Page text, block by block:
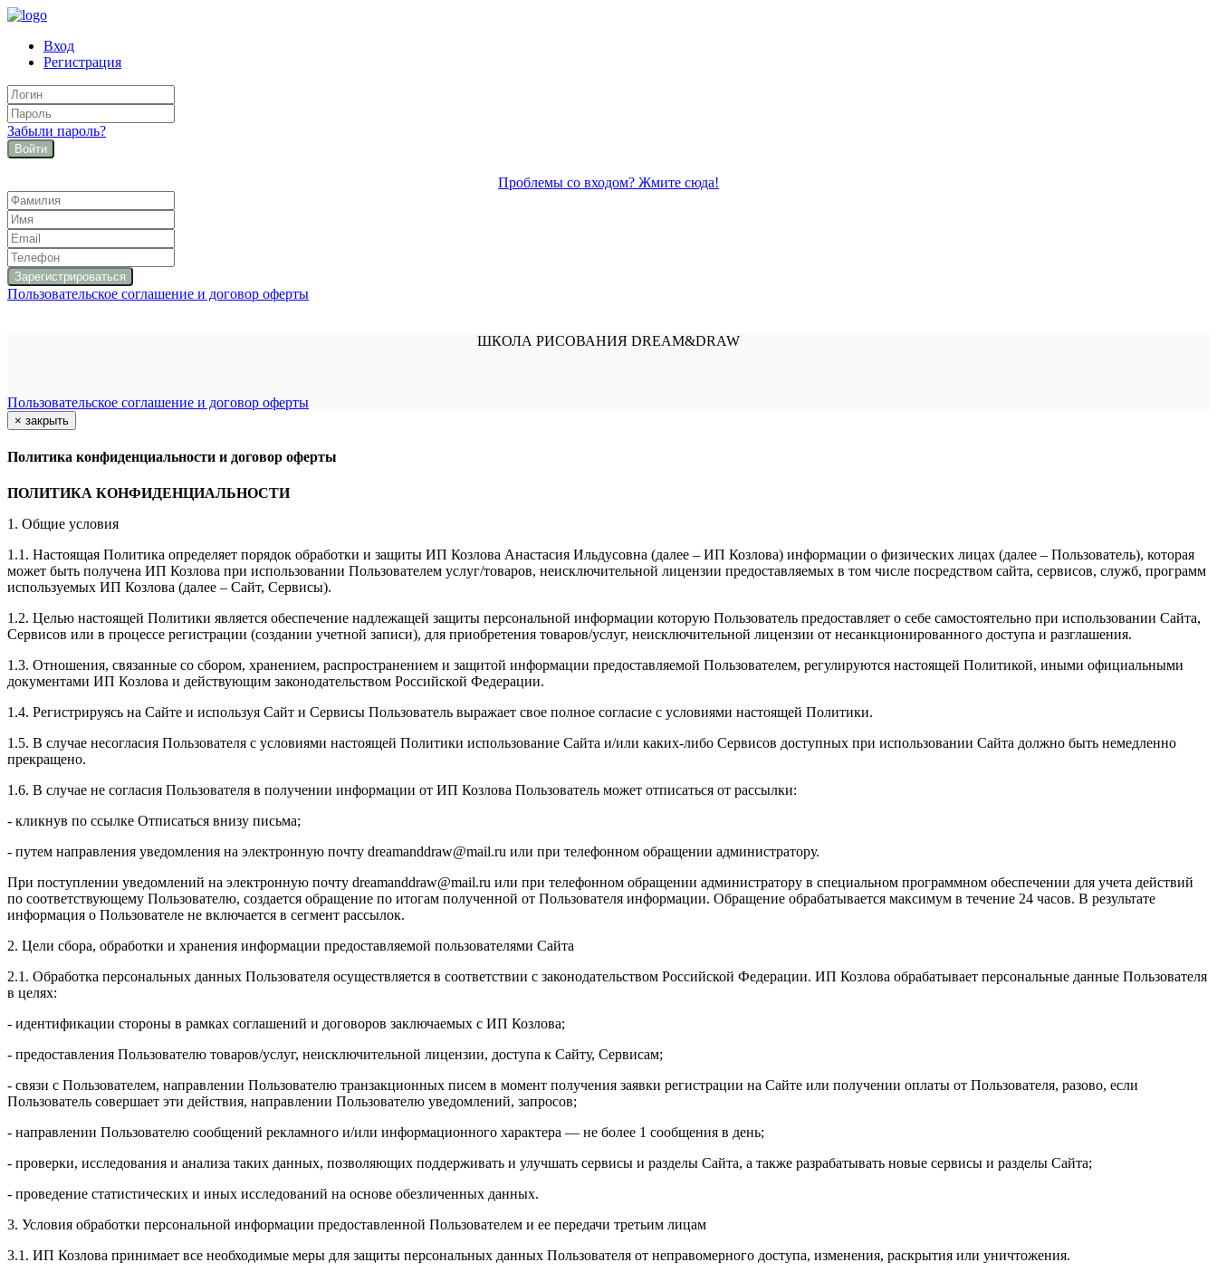
Вход
Регистрация
Забыли пароль?
Войти
Проблемы со входом? Жмите сюда!
Пользовательское соглашение и договор оферты
ШКОЛА РИСОВАНИЯ DREAM&DRAW
Пользовательское соглашение и договор оферты
× закрыть
Политика конфиденциальности и договор оферты
ПОЛИТИКА КОНФИДЕНЦИАЛЬНОСТИ
1. Общие условия
1.1. Настоящая Политика определяет порядок обработки и защиты ИП Козлова Анастасия Ильдусовна (далее – ИП Козлова) информации о физических лицах (далее – Пользователь), которая
может быть получена ИП Козлова при использовании Пользователем услуг/товаров, неисключительной лицензии предоставляемых в том числе посредством сайта, сервисов, служб, программ
используемых ИП Козлова (далее – Сайт, Сервисы).
1.2. Целью настоящей Политики является обеспечение надлежащей защиты персональной информации которую Пользователь предоставляет о себе самостоятельно при использовании Сайта,
Сервисов или в процессе регистрации (создании учетной записи), для приобретения товаров/услуг, неисключительной лицензии от несанкционированного доступа и разглашения.
1.3. Отношения, связанные со сбором, хранением, распространением и защитой информации предоставляемой Пользователем, регулируются настоящей Политикой, иными официальными
документами ИП Козловa и действующим законодательством Российской Федерации.
1.4. Регистрируясь на Сайте и используя Сайт и Сервисы Пользователь выражает свое полное согласие с условиями настоящей Политики.
1.5. В случае несогласия Пользователя с условиями настоящей Политики использование Сайта и/или каких-либо Сервисов доступных при использовании Сайта должно быть немедленно
прекращено.
1.6. В случае не согласия Пользователя в получении информации от ИП Козлова Пользователь может отписаться от рассылки:
- кликнув по ссылке Отписаться внизу письма;
- путем направления уведомления на электронную почту dreamanddraw@mail.ru или при телефонном обращении администратору.
При поступлении уведомлений на электронную почту dreamanddraw@mail.ru или при телефонном обращении администратору в специальном программном обеспечении для учета действий
по соответствующему Пользователю, создается обращение по итогам полученной от Пользователя информации. Обращение обрабатывается максимум в течение 24 часов. В результате
информация о Пользователе не включается в сегмент рассылок.
2. Цели сбора, обработки и хранения информации предоставляемой пользователями Сайта
2.1. Обработка персональных данных Пользователя осуществляется в соответствии с законодательством Российской Федерации. ИП Козловa обрабатывает персональные данные Пользователя
в целях:
- идентификации стороны в рамках соглашений и договоров заключаемых с ИП Козлова;
- предоставления Пользователю товаров/услуг, неисключительной лицензии, доступа к Сайту, Сервисам;
- связи с Пользователем, направлении Пользователю транзакционных писем в момент получения заявки регистрации на Сайте или получении оплаты от Пользователя, разово, если
Пользователь совершает эти действия, направлении Пользователю уведомлений, запросов;
- направлении Пользователю сообщений рекламного и/или информационного характера — не более 1 сообщения в день;
- проверки, исследования и анализа таких данных, позволяющих поддерживать и улучшать сервисы и разделы Сайта, а также разрабатывать новые сервисы и разделы Сайта;
- проведение статистических и иных исследований на основе обезличенных данных.
3. Условия обработки персональной информации предоставленной Пользователем и ее передачи третьим лицам
3.1. ИП Козлова принимает все необходимые меры для защиты персональных данных Пользователя от неправомерного доступа, изменения, раскрытия или уничтожения.